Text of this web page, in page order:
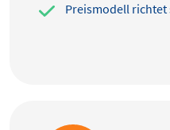
Preismodell